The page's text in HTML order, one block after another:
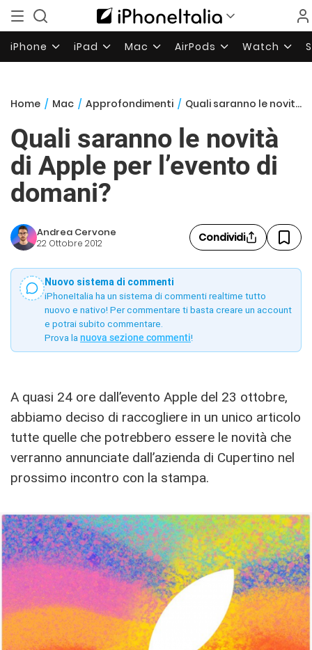
iPhone iPad Mac AirPods Watch
Home / Mac / Approfondimenti / Quali saranno le novità di Apple per l’evento di domani?
Quali saranno le novità
di Apple per l’evento di
domani?
Andrea Cervone
22 Ottobre 2012 Condividi
Nuovo sistema di commenti
iPhoneItalia ha un sistema di commenti realtime tutto
nuovo e nativo! Per commentare ti basta creare un account
e potrai subito commentare.
Prova la nuova sezione commenti!
A quasi 24 ore dall’evento Apple del 23 ottobre,
abbiamo deciso di raccogliere in un unico articolo
tutte quelle che potrebbero essere le novità che
verranno annunciate dall’azienda di Cupertino nel
prossimo incontro con la stampa.